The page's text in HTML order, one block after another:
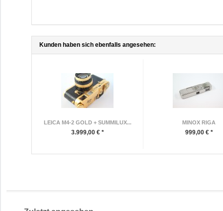
Kunden haben sich ebenfalls angesehen:
LEICA M4-2 GOLD + SUMMILUX...
3.999,00 € *
MINOX RIGA
999,00 € *